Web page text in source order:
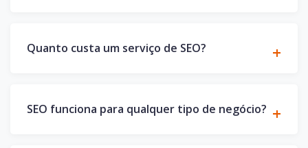
Quanto custa um serviço de SEO?
SEO funciona para qualquer tipo de negócio?